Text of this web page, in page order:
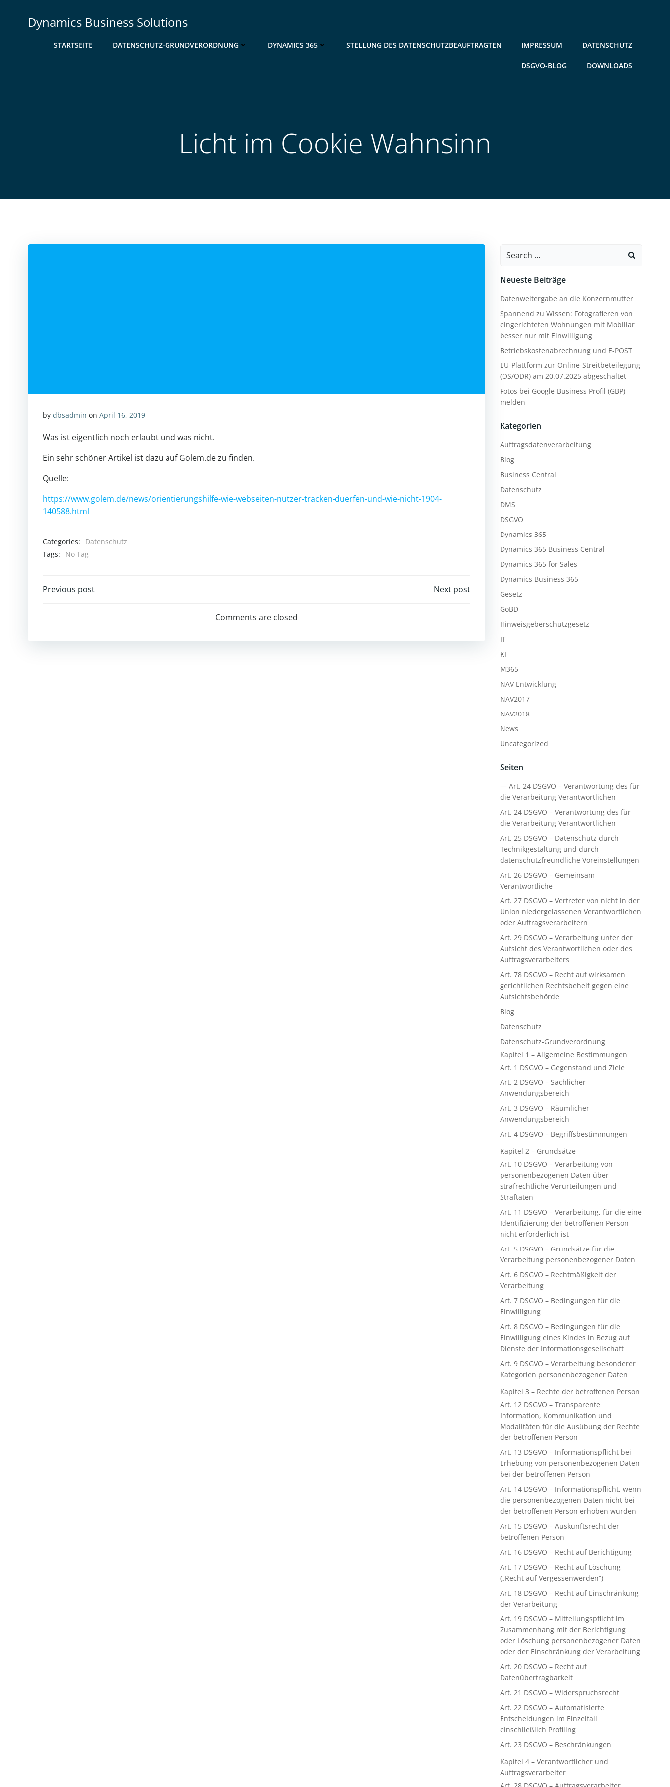
springenDynamics Business Solutions
STARTSEITE DATENSCHUTZ-GRUNDVERORDNUNG DYNAMICS 365 STELLUNG DES DATENSCHUTZBEAUFTRAGTEN IMPRESSUM DATENSCHUTZ
DSGVO-BLOG DOWNLOADS
Licht im Cookie Wahnsinn
by dbsadmin on April 16, 2019
Was ist eigentlich noch erlaubt und was nicht.
Ein sehr schöner Artikel ist dazu auf Golem.de zu finden.
Quelle:
https://www.golem.de/news/orientierungshilfe-wie-webseiten-nutzer-tracken-duerfen-und-wie-nicht-1904-
140588.html
Categories:
Datenschutz
Tags:
No Tag
Post
Previous post
navigation
Next post
Comments are closed
Search
Neueste Beiträge
Datenweitergabe an die Konzernmutter
Spannend zu Wissen: Fotografieren von
eingerichteten Wohnungen mit Mobiliar
besser nur mit Einwilligung
Betriebskostenabrechnung und E-POST
EU-Plattform zur Online-Streitbeteilegung
(OS/ODR) am 20.07.2025 abgeschaltet
Fotos bei Google Business Profil (GBP)
melden
Kategorien
Auftragsdatenverarbeitung
Blog
Business Central
Datenschutz
DMS
DSGVO
Dynamics 365
Dynamics 365 Business Central
Dynamics 365 for Sales
Dynamics Business 365
Gesetz
GoBD
Hinweisgeberschutzgesetz
IT
KI
M365
NAV Entwicklung
NAV2017
NAV2018
News
Uncategorized
Seiten
— Art. 24 DSGVO – Verantwortung des für
die Verarbeitung Verantwortlichen
Art. 24 DSGVO – Verantwortung des für
die Verarbeitung Verantwortlichen
Art. 25 DSGVO – Datenschutz durch
Technikgestaltung und durch
datenschutzfreundliche Voreinstellungen
Art. 26 DSGVO – Gemeinsam
Verantwortliche
Art. 27 DSGVO – Vertreter von nicht in der
Union niedergelassenen Verantwortlichen
oder Auftragsverarbeitern
Art. 29 DSGVO – Verarbeitung unter der
Aufsicht des Verantwortlichen oder des
Auftragsverarbeiters
Art. 78 DSGVO – Recht auf wirksamen
gerichtlichen Rechtsbehelf gegen eine
Aufsichtsbehörde
Blog
Datenschutz
Datenschutz-Grundverordnung
Kapitel 1 – Allgemeine Bestimmungen
Art. 1 DSGVO – Gegenstand und Ziele
Art. 2 DSGVO – Sachlicher
Anwendungsbereich
Art. 3 DSGVO – Räumlicher
Anwendungsbereich
Art. 4 DSGVO – Begriffsbestimmungen
Kapitel 2 – Grundsätze
Art. 10 DSGVO – Verarbeitung von
personenbezogenen Daten über
strafrechtliche Verurteilungen und
Straftaten
Art. 11 DSGVO – Verarbeitung, für die eine
Identifizierung der betroffenen Person
nicht erforderlich ist
Art. 5 DSGVO – Grundsätze für die
Verarbeitung personenbezogener Daten
Art. 6 DSGVO – Rechtmäßigkeit der
Verarbeitung
Art. 7 DSGVO – Bedingungen für die
Einwilligung
Art. 8 DSGVO – Bedingungen für die
Einwilligung eines Kindes in Bezug auf
Dienste der Informationsgesellschaft
Art. 9 DSGVO – Verarbeitung besonderer
Kategorien personenbezogener Daten
Kapitel 3 – Rechte der betroffenen Person
Art. 12 DSGVO – Transparente
Information, Kommunikation und
Modalitäten für die Ausübung der Rechte
der betroffenen Person
Art. 13 DSGVO – Informationspflicht bei
Erhebung von personenbezogenen Daten
bei der betroffenen Person
Art. 14 DSGVO – Informationspflicht, wenn
die personenbezogenen Daten nicht bei
der betroffenen Person erhoben wurden
Art. 15 DSGVO – Auskunftsrecht der
betroffenen Person
Art. 16 DSGVO – Recht auf Berichtigung
Art. 17 DSGVO – Recht auf Löschung
(„Recht auf Vergessenwerden“)
Art. 18 DSGVO – Recht auf Einschränkung
der Verarbeitung
Art. 19 DSGVO – Mitteilungspflicht im
Zusammenhang mit der Berichtigung
oder Löschung personenbezogener Daten
oder der Einschränkung der Verarbeitung
Art. 20 DSGVO – Recht auf
Datenübertragbarkeit
Art. 21 DSGVO – Widerspruchsrecht
Art. 22 DSGVO – Automatisierte
Entscheidungen im Einzelfall
einschließlich Profiling
Art. 23 DSGVO – Beschränkungen
Kapitel 4 – Verantwortlicher und
Auftragsverarbeiter